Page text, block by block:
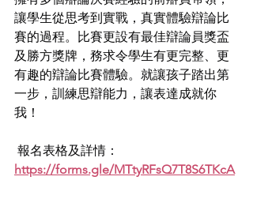
讓學生從思考到實戰，真實體驗辯論比
賽的過程。比賽更設有最佳辯論員獎盃
及勝方獎牌，務求令學生有更完整、更
有趣的辯論比賽體驗。就讓孩子踏出第
一步，訓練思辯能力，讓表達成就你
我！
報名表格及詳情：
https://forms.gle/MTtyRFsQ7T8S6TKcA